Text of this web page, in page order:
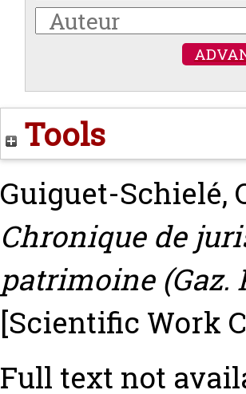
Tools
Guiguet-Schielé,
Chronique de
patrimoine (Gaz.
[Scientific Work
Full text not